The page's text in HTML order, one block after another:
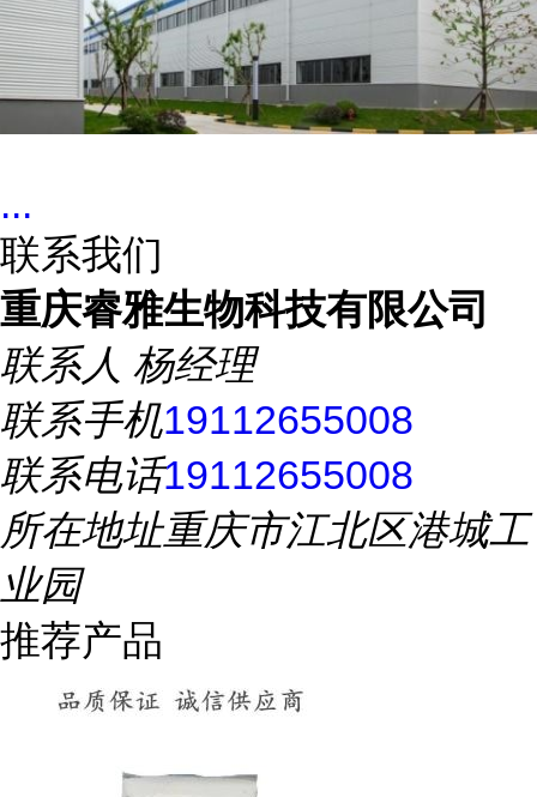
...
联系我们
重庆睿雅生物科技有限公司
联系人 杨经理
联系手机19112655008
联系电话19112655008
所在地址重庆市江北区港城工
业园
推荐产品